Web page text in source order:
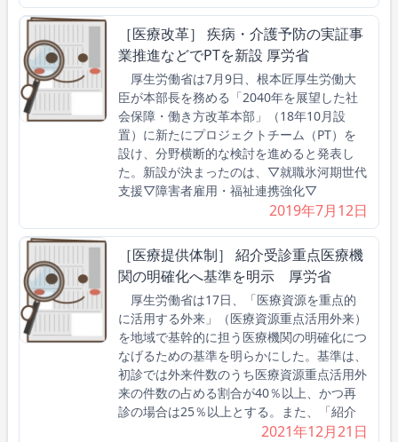
［医療改革］ 疾病・介護予防の実証事
業推進などでPTを新設 厚労省
厚生労働省は7月9日、根本匠厚生労働大
臣が本部長を務める「2040年を展望した社
会保障・働き方改革本部」（18年10月設
置）に新たにプロジェクトチーム（PT）を
設け、分野横断的な検討を進めると発表し
た。新設が決まったのは、▽就職氷河期世代
支援▽障害者雇用・福祉連携強化▽
2019年7月12日
［医療提供体制］ 紹介受診重点医療機
関の明確化へ基準を明示 厚労省
厚生労働省は17日、「医療資源を重点的
に活用する外来」（医療資源重点活用外来）
を地域で基幹的に担う医療機関の明確化につ
なげるための基準を明らかにした。基準は、
初診では外来件数のうち医療資源重点活用外
来の件数の占める割合が40％以上、かつ再
診の場合は25％以上とする。また、「紹介
2021年12月21日